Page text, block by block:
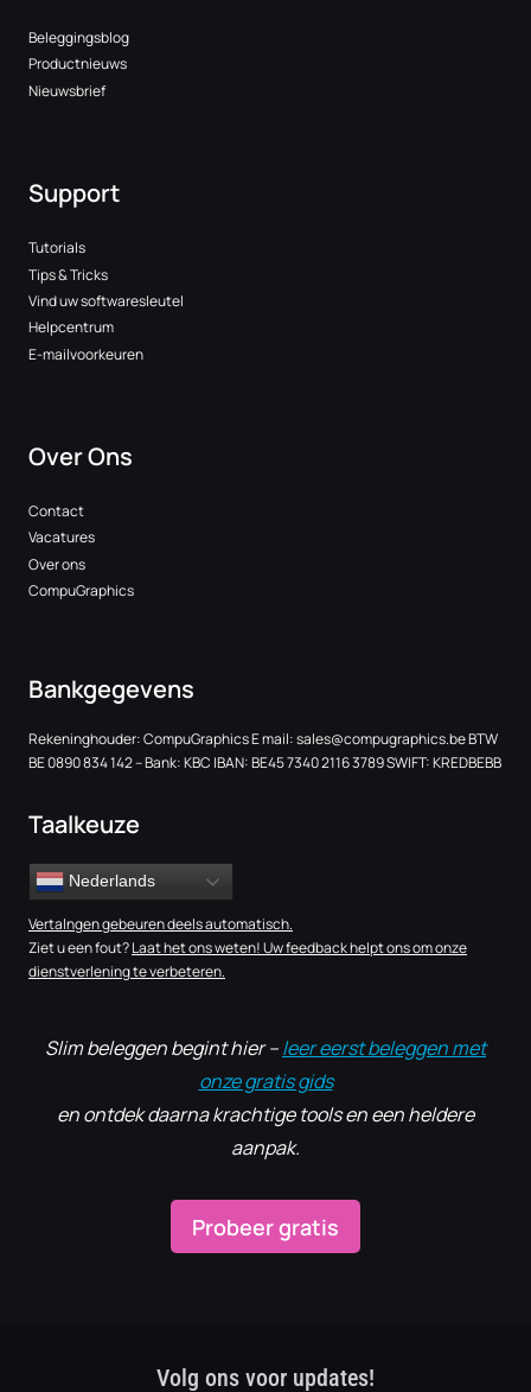
Beleggingsblog
Productnieuws
Nieuwsbrief
Support
Tutorials
Tips & Tricks
Vind uw softwaresleutel
Helpcentrum
E-mailvoorkeuren
Over Ons
Contact
Vacatures
Over ons
CompuGraphics
Bankgegevens
Rekeninghouder: CompuGraphics E mail:sales@compugraphics.beBTW
BE 0890 834 142 – Bank: KBC IBAN: BE45 7340 2116 3789 SWIFT: KREDBEBB
Taalkeuze
Nederlands
Vertalngen gebeuren deels automatisch.
Ziet u een fout?Laat het ons weten! Uw feedback helpt ons om onze
dienstverlening te verbeteren.
Slim beleggen begint hier –leer eerst beleggen met
onze gratis gids
en ontdek daarna krachtige tools en een heldere
aanpak.
Probeer gratis
Volg ons voor updates!